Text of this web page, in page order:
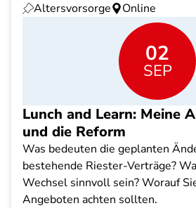
Altersvorsorge
Online
02
SEP
Lunch and Learn: Meine
und die Reform
Was bedeuten die geplanten
bestehende Riester-Verträge?
Wechsel sinnvoll sein? Worauf
Angeboten achten sollten.